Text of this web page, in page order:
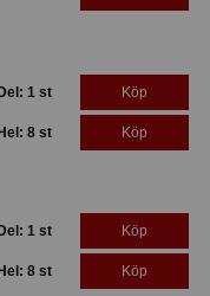
1 st Köp
8 st Köp
Del: 1 st Köp
Hel: 8 st Köp